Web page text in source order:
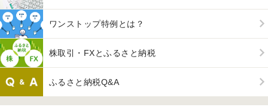
ワンストップ特例とは？
株取引・FXとふるさと納税
ふるさと納税Q&A